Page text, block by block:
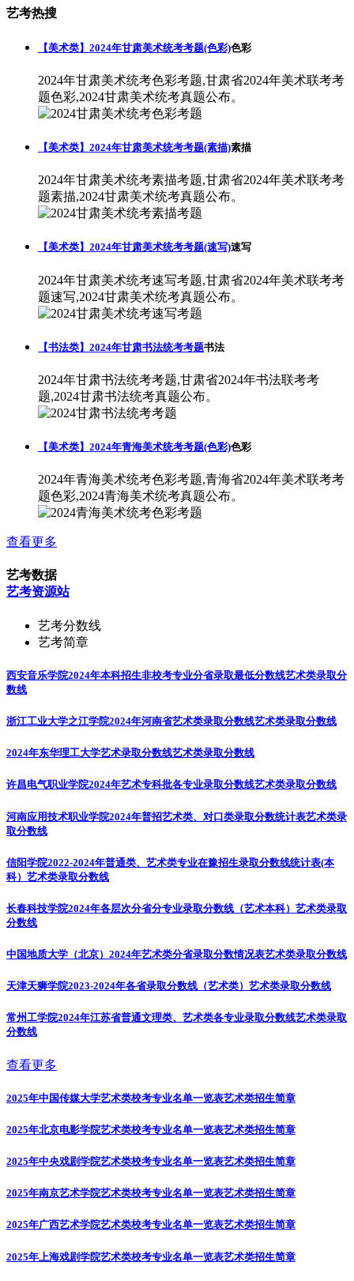
艺考热搜
【美术类】2024年甘肃美术统考考题(色彩)色彩
2024年甘肃美术统考色彩考题,甘肃省2024年美术联考考
题色彩,2024甘肃美术统考真题公布。
【美术类】2024年甘肃美术统考考题(素描)素描
2024年甘肃美术统考素描考题,甘肃省2024年美术联考考
题素描,2024甘肃美术统考真题公布。
【美术类】2024年甘肃美术统考考题(速写)速写
2024年甘肃美术统考速写考题,甘肃省2024年美术联考考
题速写,2024甘肃美术统考真题公布。
【书法类】2024年甘肃书法统考考题书法
2024年甘肃书法统考考题,甘肃省2024年书法联考考
题,2024甘肃书法统考真题公布。
【美术类】2024年青海美术统考考题(色彩)色彩
2024年青海美术统考色彩考题,青海省2024年美术联考考
题色彩,2024青海美术统考真题公布。
查看更多
艺考数据
艺考资源站
艺考分数线
艺考简章
西安音乐学院2024年本科招生非校考专业分省录取最低分数线艺术类录取分
数线
浙江工业大学之江学院2024年河南省艺术类录取分数线艺术类录取分数线
2024年东华理工大学艺术录取分数线艺术类录取分数线
许昌电气职业学院2024年艺术专科批各专业录取分数线艺术类录取分数线
河南应用技术职业学院2024年普招艺术类、对口类录取分数统计表艺术类录
取分数线
信阳学院2022-2024年普通类、艺术类专业在豫招生录取分数线统计表(本
科） 艺术类录取分数线
长春科技学院2024年各层次分省分专业录取分数线（艺术本科） 艺术类录取
分数线
中国地质大学（北京）2024年艺术类分省录取分数情况表艺术类录取分数线
天津天狮学院2023-2024年各省录取分数线（艺术类） 艺术类录取分数线
常州工学院2024年江苏省普通文理类、艺术类各专业录取分数线艺术类录取
分数线
查看更多
2025年中国传媒大学艺术类校考专业名单一览表艺术类招生简章
2025年北京电影学院艺术类校考专业名单一览表艺术类招生简章
2025年中央戏剧学院艺术类校考专业名单一览表艺术类招生简章
2025年南京艺术学院艺术类校考专业名单一览表艺术类招生简章
2025年广西艺术学院艺术类校考专业名单一览表艺术类招生简章
2025年上海戏剧学院艺术类校考专业名单一览表艺术类招生简章